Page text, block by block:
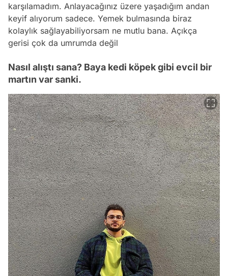
karşılamadım. Anlayacağınız üzere yaşadığım andan
keyif alıyorum sadece. Yemek bulmasında biraz
kolaylık sağlayabiliyorsam ne mutlu bana. Açıkça
gerisi çok da umrumda değil
Nasıl alıştı sana? Baya kedi köpek gibi evcil bir
martın var sanki.